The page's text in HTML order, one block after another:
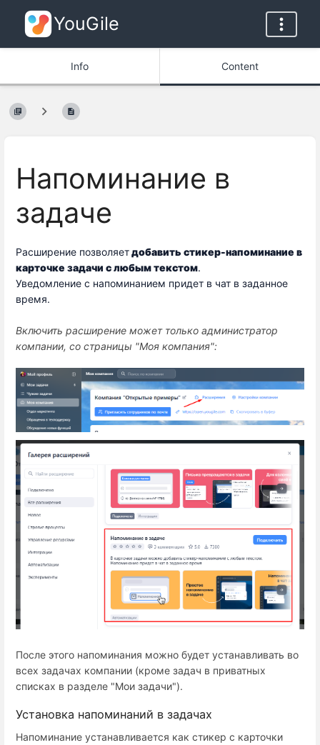
YouGile
Info Content
Напоминание в
задаче
Расширение позволяет добавить стикер-напоминание в
карточке задачи с любым текстом.
Уведомление с напоминанием придет в чат в заданное
время.
Включить расширение может только администратор
компании, со страницы "Моя компания":
После этого напоминания можно будет устанавливать во
всех задачах компании (кроме задач в приватных
списках в разделе "Мои задачи").
Установка напоминаний в задачах
Напоминание устанавливается как стикер с карточки